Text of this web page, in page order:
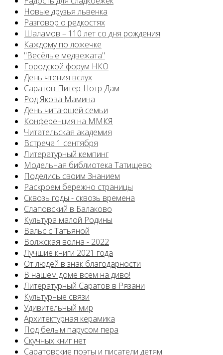
Новые друзья львенка
Разговор о редкостях
Шаламов – 110 лет со дня рождения
Каждому по ложечке
"Весёлые медвежата"
Городской форум НКО
День чтения вслух
Саратов-Питер-Нотр-Дам
Род Якова Мамина
День читающей семьи
Конференция на ММКЯ
Читательская академия
Встреча 1 сентября
Литературный кемпинг
Модельная библиотека Татищево
Поделись своим Знанием
Раскроем бережно страницы
Сквозь годы - сквозь времена
Слаповский в Балаково
Культура малой Родины
Вальс с Татьяной
Волжская волна - 2022
Лучшие книги 2021 года
От людей в знак благодарности
В нашем доме всем на диво!
Литературный Саратов в Рязани
Культурные связи
Удивительный мир
Архитектурная керамика
Под белым парусом пера
Скучных книг нет
Саратовские поэты и писатели детям